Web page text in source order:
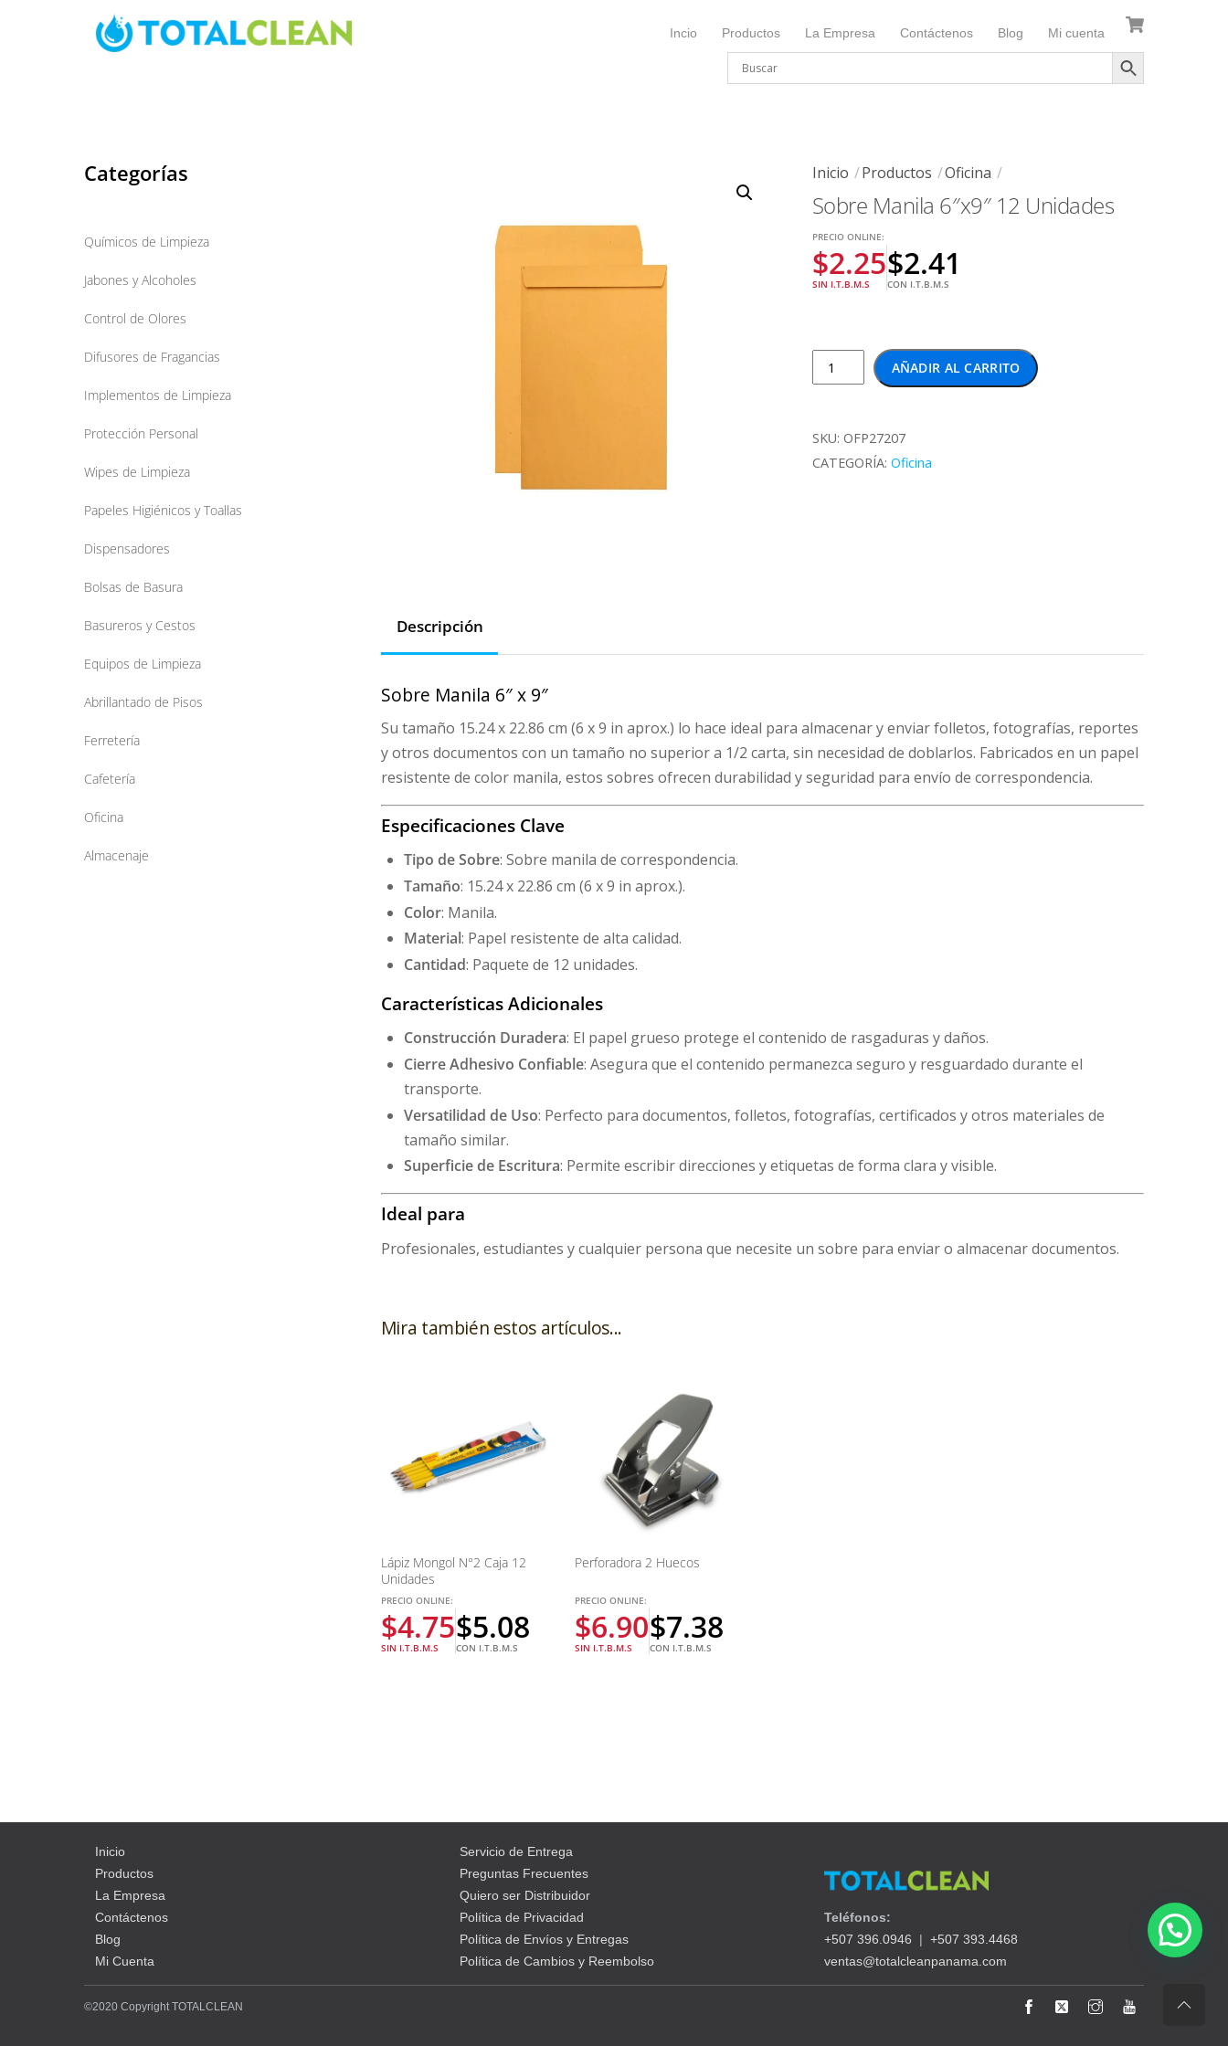
Incio Productos La Empresa Contáctenos Blog Mi cuenta
Inicio Productos Oficina
Sobre Manila 6″x9″ 12 Unidades
PRECIO ONLINE:
$2.25
SIN I.T.B.M.S
$2.41
CON I.T.B.M.S
Sobre
Manila
12
Unidades
AÑADIR AL CARRITO
SKU: OFP27207
CATEGORÍA: Oficina
Descripción
Sobre Manila 6″ x 9″
Su tamaño 15.24 x 22.86 cm (6 x 9 in aprox.) lo hace ideal para almacenar y enviar folletos, fotografías, reportes
y otros documentos con un tamaño no superior a 1/2 carta, sin necesidad de doblarlos. Fabricados en un papel
resistente de color manila, estos sobres ofrecen durabilidad y seguridad para envío de correspondencia.
Especificaciones Clave
Tipo de Sobre: Sobre manila de correspondencia.
Tamaño: 15.24 x 22.86 cm (6 x 9 in aprox.).
Color: Manila.
Material: Papel resistente de alta calidad.
Cantidad: Paquete de 12 unidades.
Características Adicionales
Construcción Duradera: El papel grueso protege el contenido de rasgaduras y daños.
Cierre Adhesivo Confiable: Asegura que el contenido permanezca seguro y resguardado durante el
transporte.
Versatilidad de Uso: Perfecto para documentos, folletos, fotografías, certificados y otros materiales de
tamaño similar.
Superficie de Escritura: Permite escribir direcciones y etiquetas de forma clara y visible.
Ideal para
Profesionales, estudiantes y cualquier persona que necesite un sobre para enviar o almacenar documentos.
Mira también estos artículos...
Lápiz Mongol N°2 Caja 12
Unidades
PRECIO ONLINE:
$4.75
SIN I.T.B.M.S
$5.08
CON I.T.B.M.S
Perforadora 2 Huecos
PRECIO ONLINE:
$6.90
SIN I.T.B.M.S
$7.38
CON I.T.B.M.S
Categorías
Químicos de Limpieza
Jabones y Alcoholes
Control de Olores
Difusores de Fragancias
Implementos de Limpieza
Protección Personal
Wipes de Limpieza
Papeles Higiénicos y Toallas
Dispensadores
Bolsas de Basura
Basureros y Cestos
Equipos de Limpieza
Abrillantado de Pisos
Ferretería
Cafetería
Oficina
Almacenaje
Inicio
Productos
La Empresa
Contáctenos
Blog
Mi Cuenta
Servicio de Entrega
Preguntas Frecuentes
Quiero ser Distribuidor
Política de Privacidad
Política de Envíos y Entregas
Política de Cambios y Reembolso
Teléfonos:
+507 396.0946 | +507 393.4468
ventas@totalcleanpanama.com
©2020 Copyright TOTALCLEAN